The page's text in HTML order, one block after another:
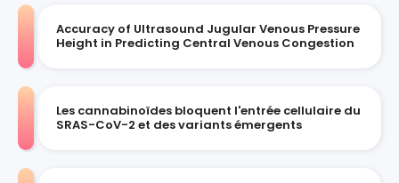
Accuracy of Ultrasound Jugular Venous Pressure
Height in Predicting Central Venous Congestion
Les cannabinoïdes bloquent l'entrée cellulaire du
SRAS-CoV-2 et des variants émergents